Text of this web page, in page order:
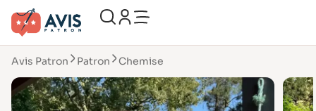
Avis Patron Patron Chemise